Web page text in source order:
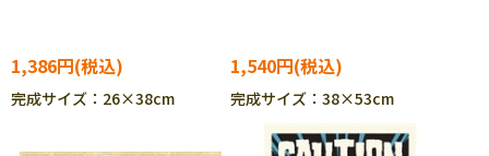
1,386円
完成サイズ：26×38cm
1,540円
完成サイズ：38×53cm